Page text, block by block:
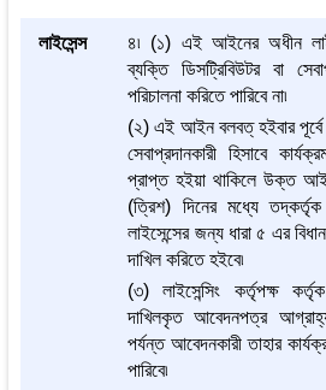
লাইসেন্স
৪৷ (১) এই আইনের অধীন
ব্যক্তি ডিসট্রিবিউটর বা
পরিচালনা করিতে পারিবে না৷
(২) এই আইন বলবত্ হইবার পূর্বে
সেবাপ্রদানকারী হিসাবে
প্রাপ্ত হইয়া থাকিলে উক্ত
(ত্রিশ) দিনের মধ্যে তদ্‌কর্তৃক
লাইসেন্সের জন্য ধারা ৫ এর
দাখিল করিতে হইবে৷
(৩) লাইসেন্সিং কর্তৃপক্ষ
দাখিলকৃত আবেদনপত্র
পর্যন্ত আবেদনকারী তাহার
পারিবে৷